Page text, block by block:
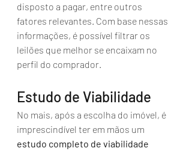
disposto a pagar, entre outros
fatores relevantes. Com base nessas
informações, é possível filtrar os
leilões que melhor se encaixam no
perfil do comprador.
Estudo de Viabilidade
No mais, após a escolha do imóvel, é
imprescindível ter em mãos um
estudo completo de viabilidade